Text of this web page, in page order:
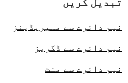
نیم دائرے سے ملیریڈینز
نیم دائرے سے ڈگریز
نیم دائرے سے منٹ